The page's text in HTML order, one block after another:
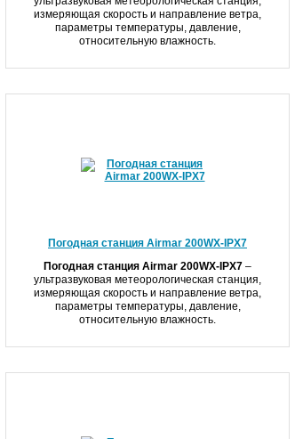
измеряющая скорость и направление ветра,
параметры температуры, давление,
относительную влажность.
Погодная станция Airmar 200WX-IPX7
Погодная станция Airmar 200WX-IPX7 –
ультразвуковая метеорологическая станция,
измеряющая скорость и направление ветра,
параметры температуры, давление,
относительную влажность.